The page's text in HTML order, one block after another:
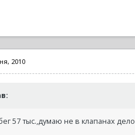
2010
57 тыс.,думаю не в клапанах дело